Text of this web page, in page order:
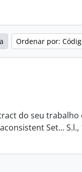
Ordenar por:
do seu
Set... S.l.,